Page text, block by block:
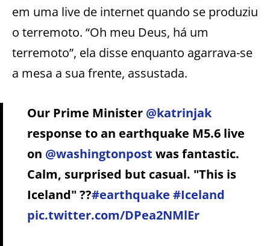
em uma live de internet quando se produziu
o terremoto. “Oh meu Deus, há um
terremoto”, ela disse enquanto agarrava-se
a mesa a sua frente, assustada.
Our Prime Minister @katrinjak
response to an earthquake M5.6 live
on @washingtonpost was fantastic.
Calm, surprised but casual. "This is
Iceland" ??#earthquake #Iceland
pic.twitter.com/DPea2NMlEr